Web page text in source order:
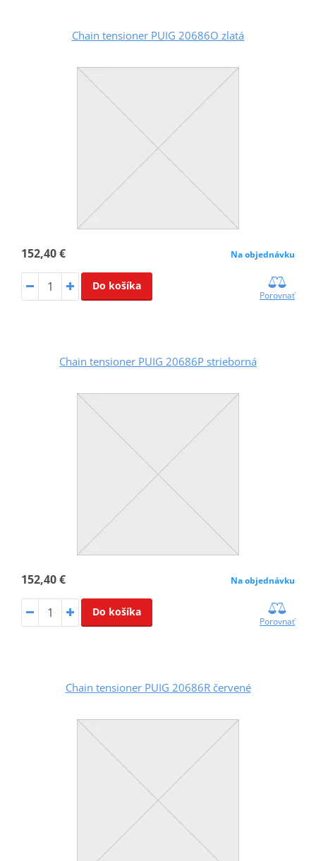
Chain tensioner PUIG 20686O zlatá
152,40 € Na objednávku
Do košíka
Porovnať
Chain tensioner PUIG 20686P strieborná
152,40 € Na objednávku
Do košíka
Porovnať
Chain tensioner PUIG 20686R červené